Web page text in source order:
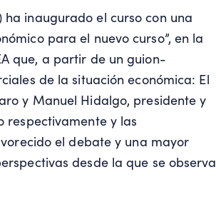
ha inaugurado el curso con una
para el nuevo curso”, en la
que, a partir de un guion-
de la situación económica: El
y Manuel Hidalgo, presidente y
respectivamente y las
el debate y una mayor
desde la que se observa